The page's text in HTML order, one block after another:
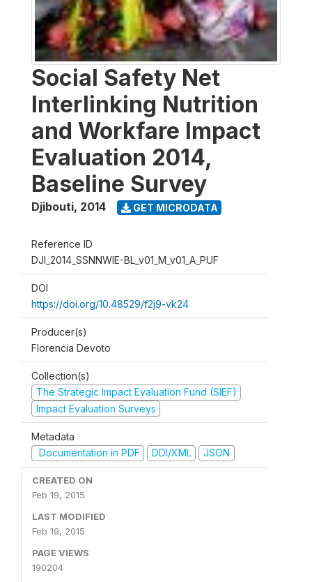
Social Safety Net
Interlinking Nutrition
and Workfare Impact
Evaluation 2014,
Baseline Survey
Djibouti, 2014 GET MICRODATA
Reference ID
DJI_2014_SSNNWIE-BL_v01_M_v01_A_PUF
DOI
https://doi.org/10.48529/f2j9-vk24
Producer(s)
Florencia Devoto
Collection(s)
The Strategic Impact Evaluation Fund (SIEF)
Impact Evaluation Surveys
Metadata
Documentation in PDF
DDI/XML JSON
CREATED ON
Feb 19, 2015
LAST MODIFIED
Feb 19, 2015
PAGE VIEWS
190204